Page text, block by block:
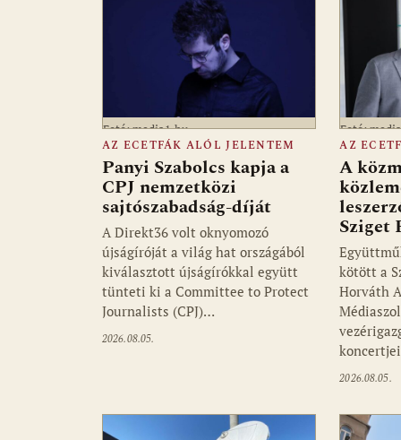
Fotó: media1.hu
AZ ECETFÁK ALÓL JELENTEM
Panyi Szabolcs kapja a
CPJ nemzetközi
sajtószabadság-díját
A Direkt36 volt oknyomozó
újságíróját a világ hat országából
kiválasztott újságírókkal együtt
tünteti ki a Committee to Protect
Journalists (CPJ)…
2026.08.05.
Fotó:
AZ
A
Sziget
kötött a
Horváth
2026.08.05.